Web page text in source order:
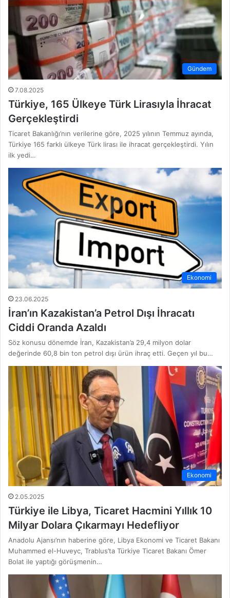
Gündem
7.08.2025
Türkiye, 165 Ülkeye Türk Lirasıyla İhracat
Gerçekleştirdi
Ticaret Bakanlığı’nın verilerine göre, 2025 yılının Temmuz ayında,
Türkiye 165 farklı ülkeye Türk lirası ile ihracat gerçekleştirdi. Yılın
ilk yedi…
Ekonomi
23.06.2025
İran’ın Kazakistan’a Petrol Dışı İhracatı
Ciddi Oranda Azaldı
Söz konusu dönemde İran, Kazakistan’a 29,4 milyon dolar
değerinde 60,8 bin ton petrol dışı ürün ihraç etti. Geçen yıl bu…
Ekonomi
2.05.2025
Türkiye ile Libya, Ticaret Hacmini Yıllık 10
Milyar Dolara Çıkarmayı Hedefliyor
Anadolu Ajansı’nın haberine göre, Libya Ekonomi ve Ticaret Bakanı
Muhammed el-Huveyc, Trablus’ta Türkiye Ticaret Bakanı Ömer
Bolat ile yaptığı görüşmenin…